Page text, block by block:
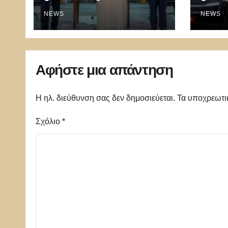
θα πολεμήσουν Ριάντ
και Ισλαμαμπάντ κατά
της Ελλάδας!
NEWS NEWS
Αφήστε μια απάντηση
Η ηλ. διεύθυνση σας δεν δημοσιεύεται. Τα
Σχόλιο *